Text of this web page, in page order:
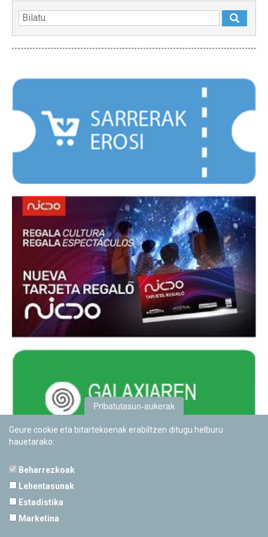
Pribatutasun-aukerak
Geure cookie eta bitartekoenak erabiltzen ditugu helburu
hauetarako:
Beharrezkoak
Lehentasunak
Estadistika
Marketina